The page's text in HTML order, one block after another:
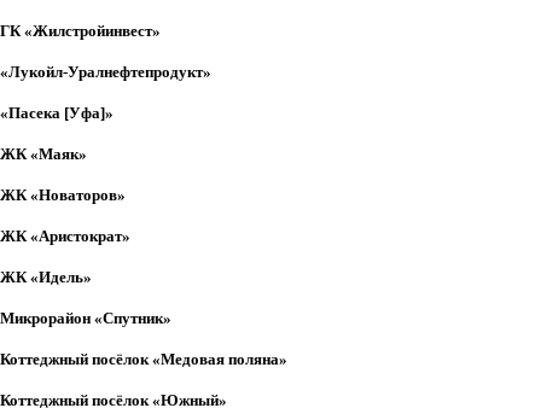
ГК «Жилстройинвест»
«Лукойл-Уралнефтепродукт»
«Пасека [Уфа]»
ЖК «Маяк»
ЖК «Новаторов»
ЖК «Аристократ»
ЖК «Идель»
Микрорайон «Спутник»
Коттеджный посёлок «Медовая поляна»
Коттеджный посёлок «Южный»